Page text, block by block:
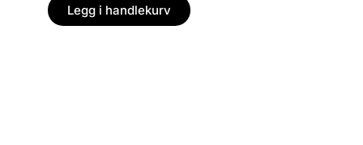
Legg i handlekurv